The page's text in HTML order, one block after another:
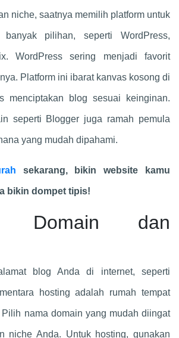
niche, saatnya memilih platform untuk
pilihan, seperti WordPress,
WordPress sering menjadi favorit
Platform ini ibarat kanvas kosong di
menciptakan blog sesuai keinginan.
seperti Blogger juga ramah pemula
yang mudah dipahami.
sekarang, bikin website kamu
bikin dompet tipis!
Domain dan
blog Anda di internet, seperti
hosting adalah rumah tempat
nama domain yang mudah diingat
niche Anda. Untuk hosting, gunakan